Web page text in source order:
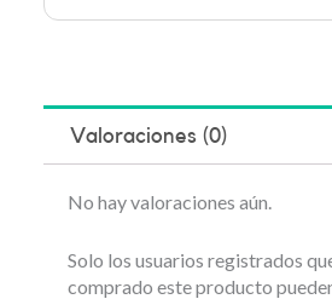
Valoraciones (0)
No hay valoraciones aún.
Solo los usuarios registrados
comprado este producto